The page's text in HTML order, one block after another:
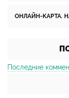
ОНЛАЙН-КАРТА.
Последние